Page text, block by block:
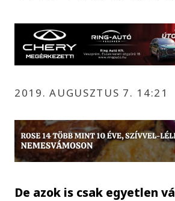
2019. AUGUSZTUS 7. 14:21
De azok is csak egyetlen